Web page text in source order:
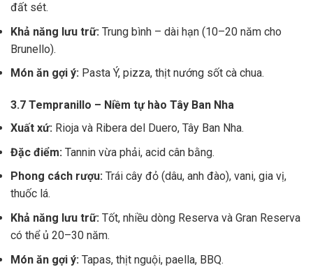
đất sét.
Khả năng lưu trữ: Trung bình – dài hạn (10–20 năm cho
Brunello).
Món ăn gợi ý: Pasta Ý, pizza, thịt nướng sốt cà chua.
3.7 Tempranillo – Niềm tự hào Tây Ban Nha
Xuất xứ: Rioja và Ribera del Duero, Tây Ban Nha.
Đặc điểm: Tannin vừa phải, acid cân bằng.
Phong cách rượu: Trái cây đỏ (dâu, anh đào), vani, gia vị,
thuốc lá.
Khả năng lưu trữ: Tốt, nhiều dòng Reserva và Gran Reserva
có thể ủ 20–30 năm.
Món ăn gợi ý: Tapas, thịt nguội, paella, BBQ.